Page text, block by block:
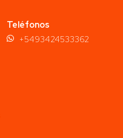
Teléfonos
+5493424533362